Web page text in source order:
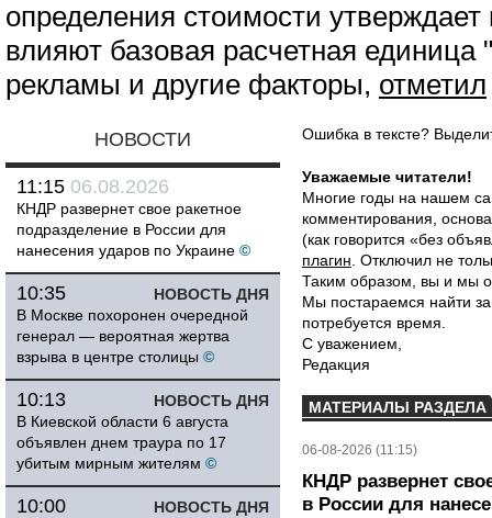
определения стоимости
влияют базовая расчетная
рекламы и другие факторы, отметил
НОВОСТИ
11:15 06.08.2026
КНДР развернет свое ракетное
подразделение в России для
нанесения ударов по Украине ©
НОВОСТЬ ДНЯ
10:35
В Москве похоронен очередной
генерал — вероятная жертва
взрыва в центре столицы ©
НОВОСТЬ ДНЯ
10:13
В Киевской области 6 августа
объявлен днем траура по 17
убитым мирным жителям ©
НОВОСТЬ ДНЯ
10:00
Ошибка в тексте?
Уважаемые читатели!
Многие годы на нашем
комментирования,
(как говорится «без
плагин . Отключил не
Таким образом, вы и мы
Мы постараемся найти
потребуется время.
С уважением,
Редакция
МАТЕРИАЛЫ РАЗДЕЛА
06-08-2026 (11:15)
КНДР развернет
в России для